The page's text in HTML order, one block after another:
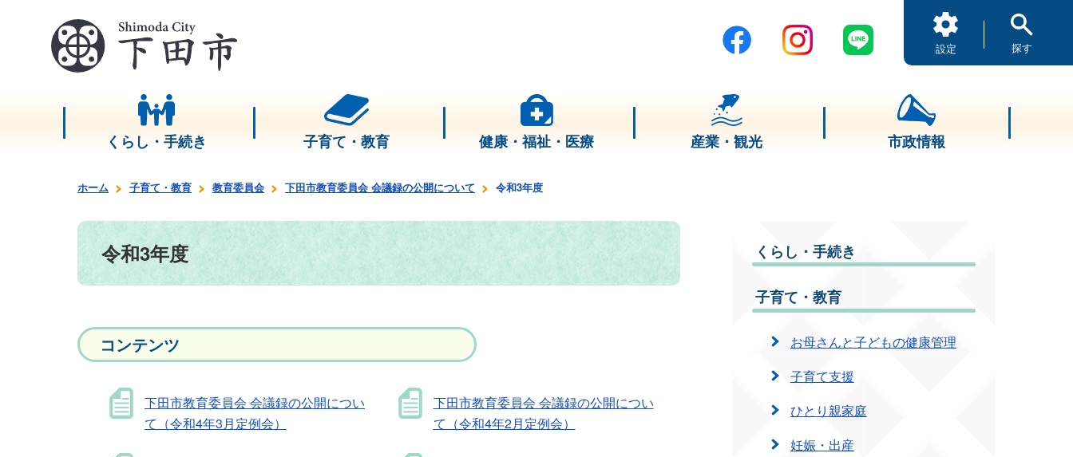
設定 探す
くらし・手続き 子育て・教育 健康・福祉・医療 産業・観光 市政情報
ホーム 子育て・教育 教育委員会 下田市教育委員会 会議録の公開について 令和3年度
令和3年度
コンテンツ
下田市教育委員会 会議録の公開につい
て（令和4年3月定例会）
下田市教育委員会 会議録の公開につい
て（令和4年2月定例会）
くらし・手続き
子育て・教育
お母さんと子どもの健康管理
子育て支援
ひとり親家庭
妊娠・出産